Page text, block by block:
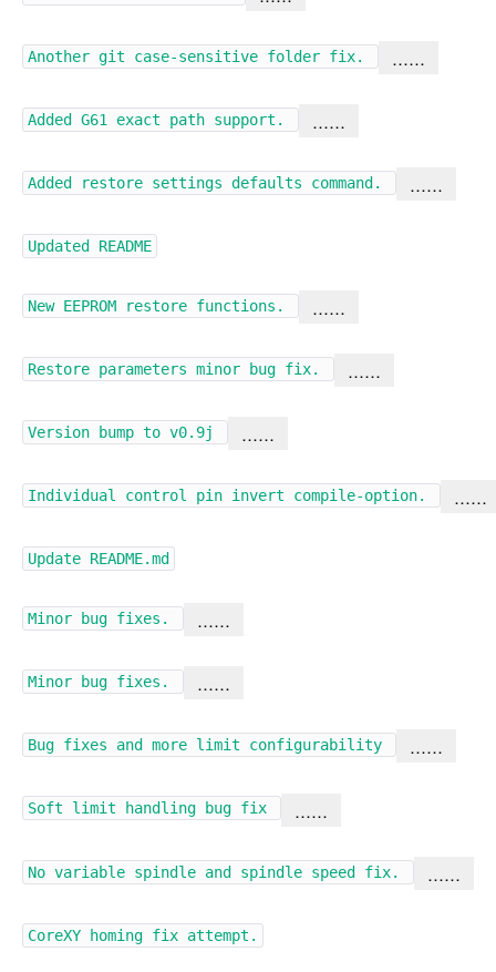
Another git case-sensitive folder fix. ……
Added G61 exact path support. ……
Added restore settings defaults command. ……
Updated README
New EEPROM restore functions. ……
Restore parameters minor bug fix. ……
Version bump to v0.9j ……
Individual control pin invert compile-option. ……
Update README.md
Minor bug fixes. ……
Minor bug fixes. ……
Bug fixes and more limit configurability ……
Soft limit handling bug fix ……
No variable spindle and spindle speed fix. ……
CoreXY homing fix attempt.